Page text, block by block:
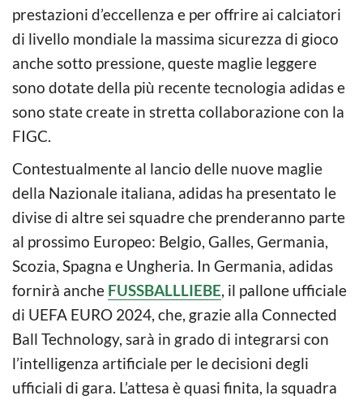
prestazioni d’eccellenza e per offrire ai calciatori
di livello mondiale la massima sicurezza di gioco
anche sotto pressione, queste maglie leggere
sono dotate della più recente tecnologia adidas e
sono state create in stretta collaborazione con la
FIGC.
Contestualmente al lancio delle nuove maglie
della Nazionale italiana, adidas ha presentato le
divise di altre sei squadre che prenderanno parte
al prossimo Europeo: Belgio, Galles, Germania,
Scozia, Spagna e Ungheria. In Germania, adidas
fornirà anche FUSSBALLLIEBE, il pallone ufficiale
di UEFA EURO 2024, che, grazie alla Connected
Ball Technology, sarà in grado di integrarsi con
l’intelligenza artificiale per le decisioni degli
ufficiali di gara. L’attesa è quasi finita, la squadra